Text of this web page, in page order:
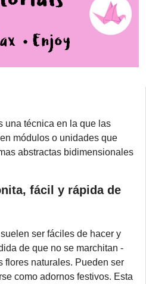
una técnica en la que las
módulos o unidades que
abstractas bidimensionales
fácil y rápida de
ser fáciles de hacer y
de que no se marchitan -
flores naturales. Pueden ser
como adornos festivos. Esta